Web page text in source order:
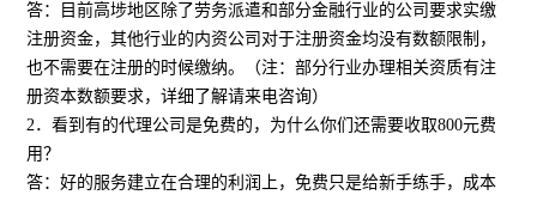
答：目前高埗地区除了劳务派遣和部分金融行业的公司要求实缴
注册资金，其他行业的内资公司对于注册资金均没有数额限制，
也不需要在注册的时候缴纳。（注：部分行业办理相关资质有注
册资本数额要求，详细了解请来电咨询）
2．看到有的代理公司是免费的，为什么你们还需要收取800元费
用？
答：好的服务建立在合理的利润上，免费只是给新手练手，成本